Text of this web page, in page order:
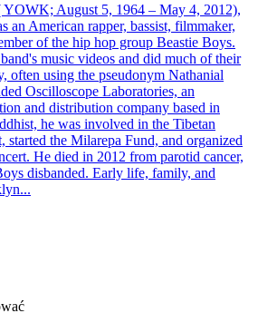
YOWK; August 5, 1964 – May 4, 2012),
an American rapper, bassist, filmmaker,
of the hip hop group Beastie Boys.
music videos and did much of their
often using the pseudonym Nathanial
Oscilloscope Laboratories, an
and distribution company based in
he was involved in the Tibetan
started the Milarepa Fund, and organized
He died in 2012 from parotid cancer,
disbanded. Early life, family, and